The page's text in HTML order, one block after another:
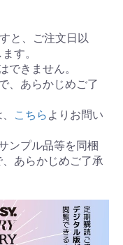
と、ご注文日以
す。
できません。
、あらかじめご了
こちら よりお問い
ンプル品等を同梱
あらかじめご了承